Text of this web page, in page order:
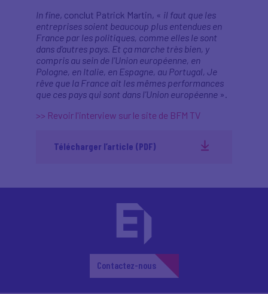
In fine, conclut Patrick Martin, « il faut que les
entreprises soient beaucoup plus entendues en
France par les politiques, comme elles le sont
dans d'autres pays. Et ça marche très bien, y
compris au sein de l'Union européenne, en
Pologne, en Italie, en Espagne, au Portugal, Je
rêve que la France ait les mêmes performances
que ces pays qui sont dans l'Union européenne ».
>> Revoir l'interview sur le site de BFM TV
Télécharger l’article (PDF)
Contactez-nous